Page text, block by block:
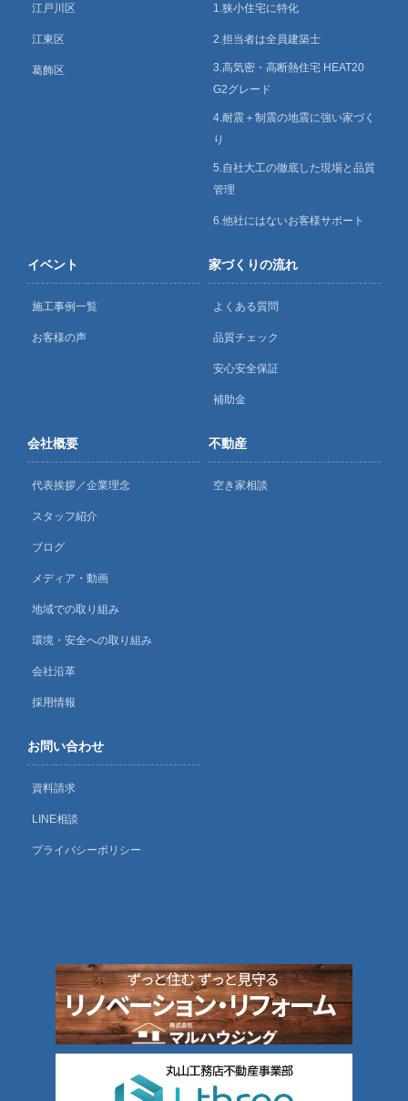
江戸川区
江東区
葛飾区
1.狭小住宅に特化
2.担当者は全員建築士
3.高気密・高断熱住宅 HEAT20
G2グレード
4.耐震＋制震の地震に強い家づく
り
5.自社大工の徹底した現場と品質
管理
6.他社にはないお客様サポート
イベント
施工事例一覧
お客様の声
家づくりの流れ
よくある質問
品質チェック
安心安全保証
補助金
会社概要
代表挨拶／企業理念
スタッフ紹介
ブログ
メディア・動画
地域での取り組み
環境・安全への取り組み
会社沿革
採用情報
不動産
空き家相談
お問い合わせ
資料請求
LINE相談
プライバシーポリシー